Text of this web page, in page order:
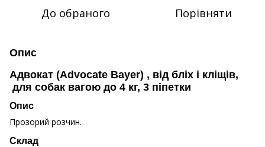
До обраного Порівняти
Опис
Адвокат (Advocate Bayer) , від бліх і кліщів,
для собак вагою до 4 кг, 3 піпетки
Опис
Прозорий розчин.
Склад